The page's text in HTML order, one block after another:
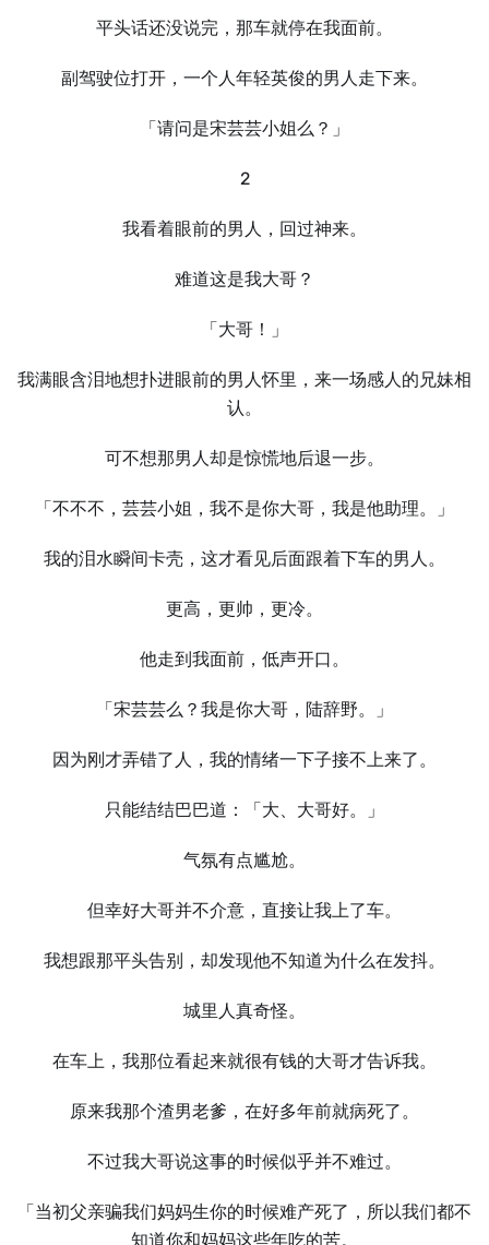
平头话还没说完，那车就停在我面前。
副驾驶位打开，一个人年轻英俊的男人走下来。
「请问是宋芸芸小姐么？」
2
我看着眼前的男人，回过神来。
难道这是我大哥？
「大哥！」
我满眼含泪地想扑进眼前的男人怀里，来一场感人的兄妹相
认。
可不想那男人却是惊慌地后退一步。
「不不不，芸芸小姐，我不是你大哥，我是他助理。」
我的泪水瞬间卡壳，这才看见后面跟着下车的男人。
更高，更帅，更冷。
他走到我面前，低声开口。
「宋芸芸么？我是你大哥，陆辞野。」
因为刚才弄错了人，我的情绪一下子接不上来了。
只能结结巴巴道：「大、大哥好。」
气氛有点尴尬。
但幸好大哥并不介意，直接让我上了车。
我想跟那平头告别，却发现他不知道为什么在发抖。
城里人真奇怪。
在车上，我那位看起来就很有钱的大哥才告诉我。
原来我那个渣男老爹，在好多年前就病死了。
不过我大哥说这事的时候似乎并不难过。
「当初父亲骗我们妈妈生你的时候难产死了，所以我们都不
知道你和妈妈这些年吃的苦。